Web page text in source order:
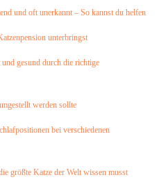
und oft unerkannt – So kannst du helfen
unterbringst
gesund durch die richtige
werden sollte
bei verschiedenen
größte Katze der Welt wissen musst